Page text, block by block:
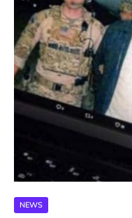
NEWS